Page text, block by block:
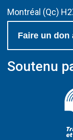
Montréal (Qc)
Faire un don
Soutenu